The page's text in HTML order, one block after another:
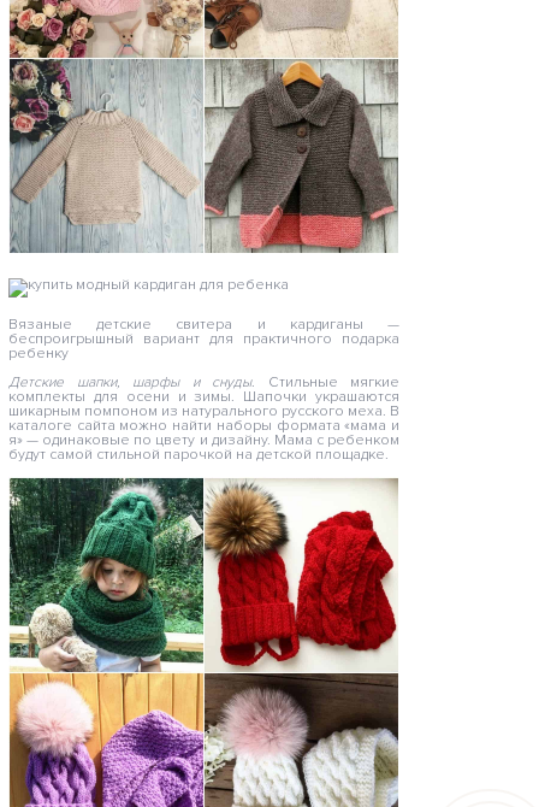
Вязаные детские свитера и кардиганы —
беспроигрышный вариант для практичного подарка
ребенку
Детские шапки, шарфы и снуды. Стильные мягкие
комплекты для осени и зимы. Шапочки украшаются
шикарным помпоном из натурального русского меха. В
каталоге сайта можно найти наборы формата «мама и
я» — одинаковые по цвету и дизайну. Мама с ребенком
будут самой стильной парочкой на детской площадке.